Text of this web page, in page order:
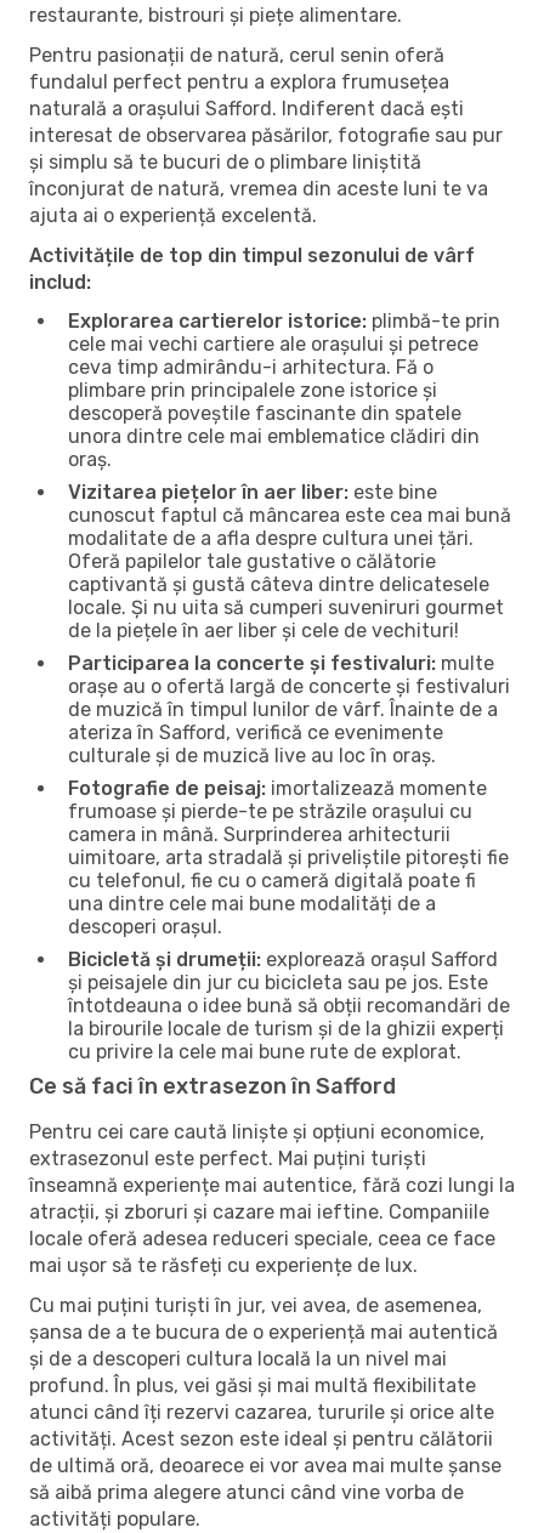
restaurante, bistrouri și piețe alimentare.
Pentru pasionații de natură, cerul senin oferă
fundalul perfect pentru a explora frumusețea
naturală a orașului Safford. Indiferent dacă ești
interesat de observarea păsărilor, fotografie sau pur
și simplu să te bucuri de o plimbare liniștită
înconjurat de natură, vremea din aceste luni te va
ajuta ai o experiență excelentă.
Activitățile de top din timpul sezonului de vârf
includ:
Explorarea cartierelor istorice: plimbă-te prin
cele mai vechi cartiere ale orașului și petrece
ceva timp admirându-i arhitectura. Fă o
plimbare prin principalele zone istorice și
descoperă poveștile fascinante din spatele
unora dintre cele mai emblematice clădiri din
oraș.
Vizitarea piețelor în aer liber: este bine
cunoscut faptul că mâncarea este cea mai bună
modalitate de a afla despre cultura unei țări.
Oferă papilelor tale gustative o călătorie
captivantă și gustă câteva dintre delicatesele
locale. Și nu uita să cumperi suveniruri gourmet
de la piețele în aer liber și cele de vechituri!
Participarea la concerte și festivaluri: multe
orașe au o ofertă largă de concerte și festivaluri
de muzică în timpul lunilor de vârf. Înainte de a
ateriza în Safford, verifică ce evenimente
culturale și de muzică live au loc în oraș.
Fotografie de peisaj: imortalizează momente
frumoase și pierde-te pe străzile orașului cu
camera in mână. Surprinderea arhitecturii
uimitoare, arta stradală și priveliștile pitorești fie
cu telefonul, fie cu o cameră digitală poate fi
una dintre cele mai bune modalități de a
descoperi orașul.
Bicicletă și drumeții: explorează orașul Safford
și peisajele din jur cu bicicleta sau pe jos. Este
întotdeauna o idee bună să obții recomandări de
la birourile locale de turism și de la ghizii experți
cu privire la cele mai bune rute de explorat.
Ce să faci în extrasezon în Safford
Pentru cei care caută liniște și opțiuni economice,
extrasezonul este perfect. Mai puțini turiști
înseamnă experiențe mai autentice, fără cozi lungi la
atracții, și zboruri și cazare mai ieftine. Companiile
locale oferă adesea reduceri speciale, ceea ce face
mai ușor să te răsfeți cu experiențe de lux.
Cu mai puțini turiști în jur, vei avea, de asemenea,
șansa de a te bucura de o experiență mai autentică
și de a descoperi cultura locală la un nivel mai
profund. În plus, vei găsi și mai multă flexibilitate
atunci când îți rezervi cazarea, tururile și orice alte
activități. Acest sezon este ideal și pentru călătorii
de ultimă oră, deoarece ei vor avea mai multe șanse
să aibă prima alegere atunci când vine vorba de
activități populare.